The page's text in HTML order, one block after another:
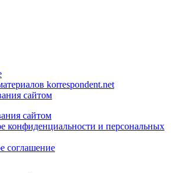
korrespondent.net
сайтом
сайтом
конфиденциальности и персональных
соглашение